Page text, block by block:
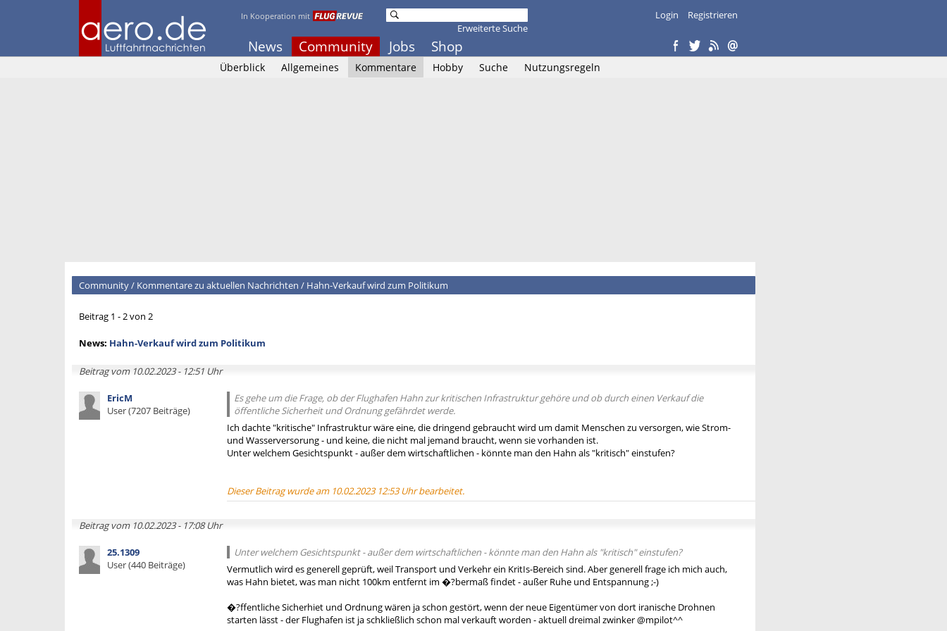
In Kooperation mit
News Community Jobs Shop
Erweiterte Suche
Login Registrieren
Überblick Allgemeines Kommentare Hobby Suche Nutzungsregeln
Community/ Kommentare zu aktuellen Nachrichten / Hahn-Verkauf wird zum Politikum
Beitrag 1 - 2 von 2
News: Hahn-Verkauf wird zum Politikum
Beitrag vom 10.02.2023 - 12:51 Uhr
EricM
User (7207 Beiträge)
Es gehe um die Frage, ob der Flughafen Hahn zur kritischen Infrastruktur gehöre und ob durch einen Verkauf die
öffentliche Sicherheit und Ordnung gefährdet werde.
Ich dachte "kritische" Infrastruktur wäre eine, die dringend gebraucht wird um damit Menschen zu versorgen, wie Strom-
und Wasserversorung - und keine, die nicht mal jemand braucht, wenn sie vorhanden ist.
Unter welchem Gesichtspunkt - außer dem wirtschaftlichen - könnte man den Hahn als "kritisch" einstufen?
Dieser Beitrag wurde am 10.02.2023 12:53 Uhr bearbeitet.
Beitrag vom 10.02.2023 - 17:08 Uhr
25.1309
User (440 Beiträge)
Unter welchem Gesichtspunkt - außer dem wirtschaftlichen - könnte man den Hahn als "kritisch" einstufen?
Vermutlich wird es generell geprüft, weil Transport und Verkehr ein KritIs-Bereich sind. Aber generell frage ich mich auch,
was Hahn bietet, was man nicht 100km entfernt im �?bermaß findet - außer Ruhe und Entspannung ;-)
�?ffentliche Sicherhiet und Ordnung wären ja schon gestört, wenn der neue Eigentümer von dort iranische Drohnen
starten lässt - der Flughafen ist ja schkließlich schon mal verkauft worden - aktuell dreimal zwinker @mpilot^^